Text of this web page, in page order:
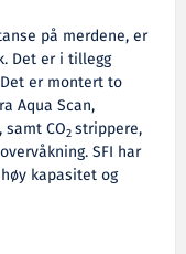
på merdene, er
Det er i tillegg
er montert to
Aqua Scan,
CO2strippere,
SFI har
kapasitet og